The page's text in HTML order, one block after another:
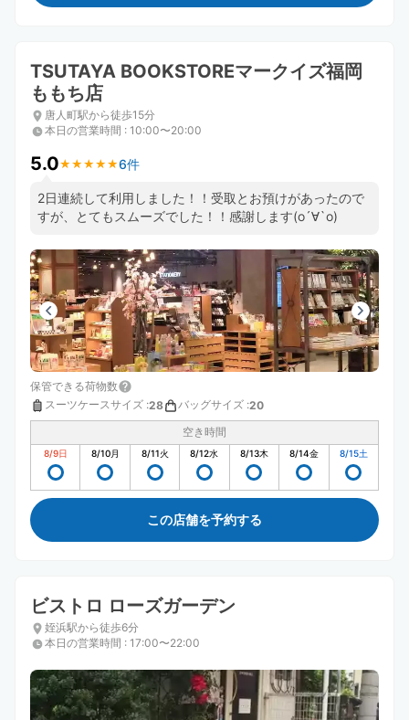
TSUTAYA BOOKSTOREマークイズ福岡
ももち店
唐人町駅から徒歩15分
本日の営業時間 : 10:00〜20:00
5.0★ ★ ★ ★ ★
★ ★ ★ ★ ★6件
2日連続して利用しました！！受取とお預けがあったので
すが、とてもスムーズでした！！感謝します(о´∀`о)
保管できる荷物数
スーツケースサイズ :28 バッグサイズ :20
空き時間
8/9日 8/10月 8/11火 8/12水 8/13木 8/14金 8/15土
この店舗を予約する
ビストロ ローズガーデン
姪浜駅から徒歩6分
本日の営業時間 : 17:00〜22:00